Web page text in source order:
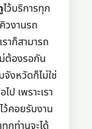
ไว้บริการทุก
วงานรถ
าก็สามารถ
ต้องรอกัน
งหวัดก็ไม่ใช่
เพราะเรา
ว้คอยรับงาน
กท่านจะได้